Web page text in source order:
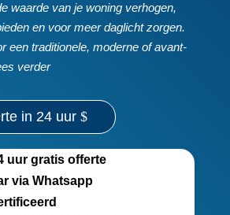
waarde van je woning verhogen,
en voor meer daglicht zorgen.​
een traditionele, moderne of avant-
verder
in 24 uur
uur gratis offerte
via Whatsapp